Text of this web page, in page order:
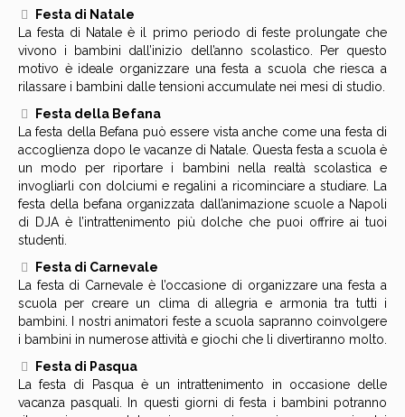
Festa di Natale
La festa di Natale è il primo periodo di feste prolungate che
vivono i bambini dall’inizio dell’anno scolastico. Per questo
motivo è ideale organizzare una festa a scuola che riesca a
rilassare i bambini dalle tensioni accumulate nei mesi di studio.
Festa della Befana
La festa della Befana può essere vista anche come una festa di
accoglienza dopo le vacanze di Natale. Questa festa a scuola è
un modo per riportare i bambini nella realtà scolastica e
invogliarli con dolciumi e regalini a ricominciare a studiare. La
festa della befana organizzata dall’animazione scuole a Napoli
di DJA è l’intrattenimento più dolche che puoi offrire ai tuoi
studenti.
Festa di Carnevale
La festa di Carnevale è l’occasione di organizzare una festa a
scuola per creare un clima di allegria e armonia tra tutti i
bambini. I nostri animatori feste a scuola sapranno coinvolgere
i bambini in numerose attività e giochi che li divertiranno molto.
Festa di Pasqua
La festa di Pasqua è un intrattenimento in occasione delle
vacanza pasquali. In questi giorni di festa i bambini potranno